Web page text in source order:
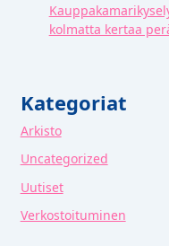
kolmatta kertaa
Kategoriat
Arkisto
Uncategorized
Uutiset
Verkostoituminen